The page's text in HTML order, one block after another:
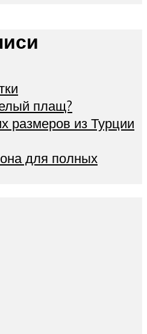
плащ?
размеров из Турции
для полных